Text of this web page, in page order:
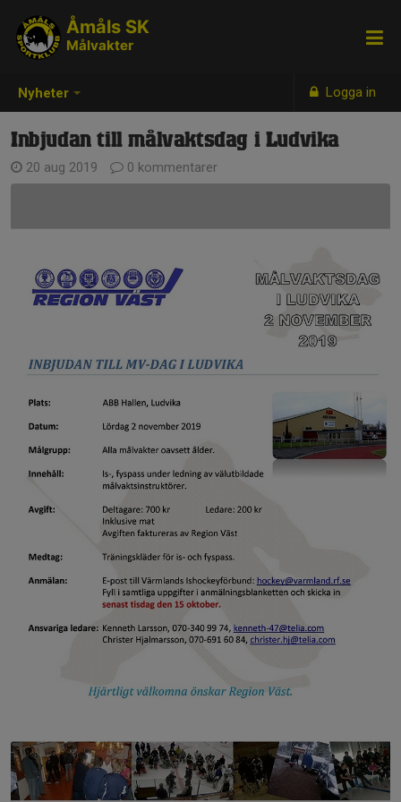
Nyheter Logga in
Åmåls SK
Målvakter
Inbjudan till målvaktsdag i Ludvika
20 aug 2019 0 kommentarer